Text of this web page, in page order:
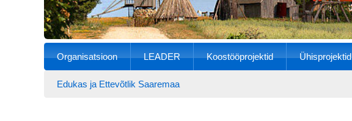
Organisatsioon LEADER Koostööprojektid Ühisprojektid
Edukas ja Ettevõtlik Saaremaa